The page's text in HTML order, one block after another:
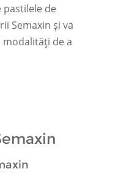
pastilele de
Semaxin și va
modalități de a